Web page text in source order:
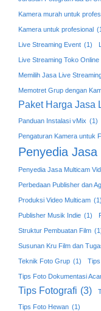
Kamera murah untuk
Kamera untuk profesional
Live Streaming Event (1)
Live Streaming Toko Online
Memilih Jasa Live
Memotret Grup dengan
Paket Harga Jasa
Panduan Instalasi vMix (1)
Pengaturan Kamera untuk
Penyedia
Penyedia Jasa Multicam
Perbedaan Publisher dan
Produksi Video Multicam (1)
Publisher Musik Indie (1)
Struktur Pembuatan Film
Susunan Kru Film dan
Teknik Foto Grup (1)
Tips Foto Dokumentasi
Tips Fotografi (3)
Tips Foto Hewan (1)